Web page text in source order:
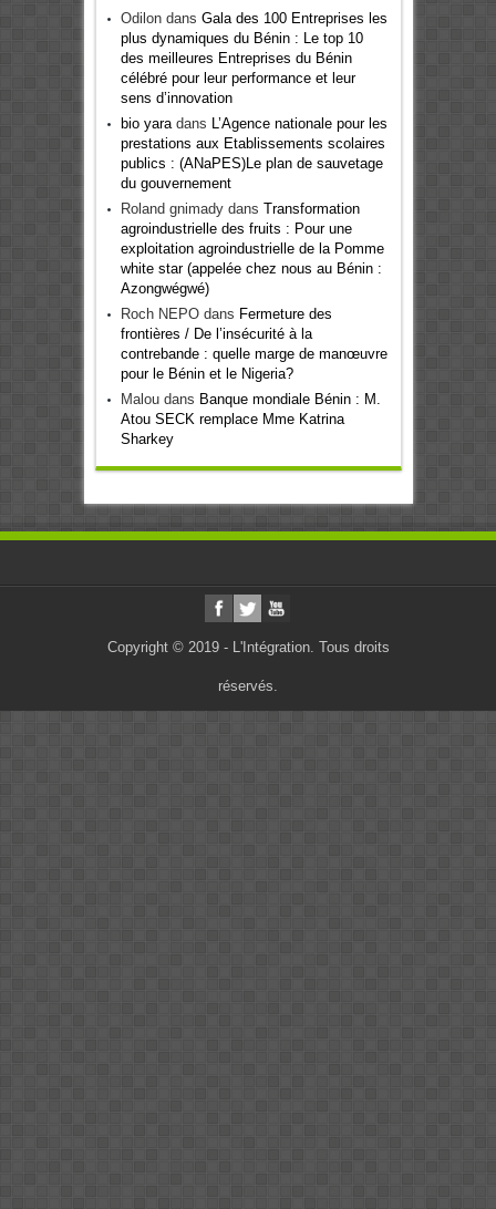
Odilondans Gala des 100 Entreprises les
plus dynamiques du Bénin : Le top 10
des meilleures Entreprises du Bénin
célébré pour leur performance et leur
sens d’innovation
bio yaradans L’Agence nationale pour les
prestations aux Etablissements scolaires
publics : (ANaPES)Le plan de sauvetage
du gouvernement
Roland gnimadydans Transformation
agroindustrielle des fruits : Pour une
exploitation agroindustrielle de la Pomme
white star (appelée chez nous au Bénin :
Azongwégwé)
Roch NEPOdans Fermeture des
frontières / De l’insécurité à la
contrebande : quelle marge de manœuvre
pour le Bénin et le Nigeria?
Maloudans Banque mondiale Bénin : M.
Atou SECK remplace Mme Katrina
Sharkey
Copyright © 2019 - L'Intégration. Tous droits
réservés.